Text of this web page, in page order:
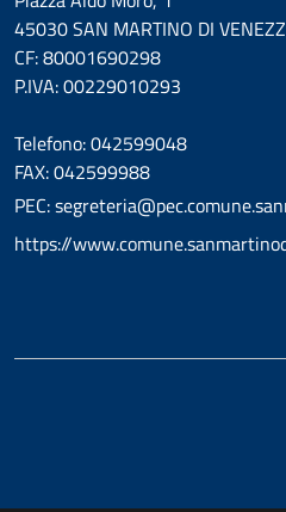
45030 SAN MARTINO DI
CF: 80001690298
P.IVA: 00229010293
Telefono: 042599048
FAX: 042599988
PEC:
https://